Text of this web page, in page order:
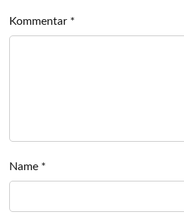
Kommentar *
Name *